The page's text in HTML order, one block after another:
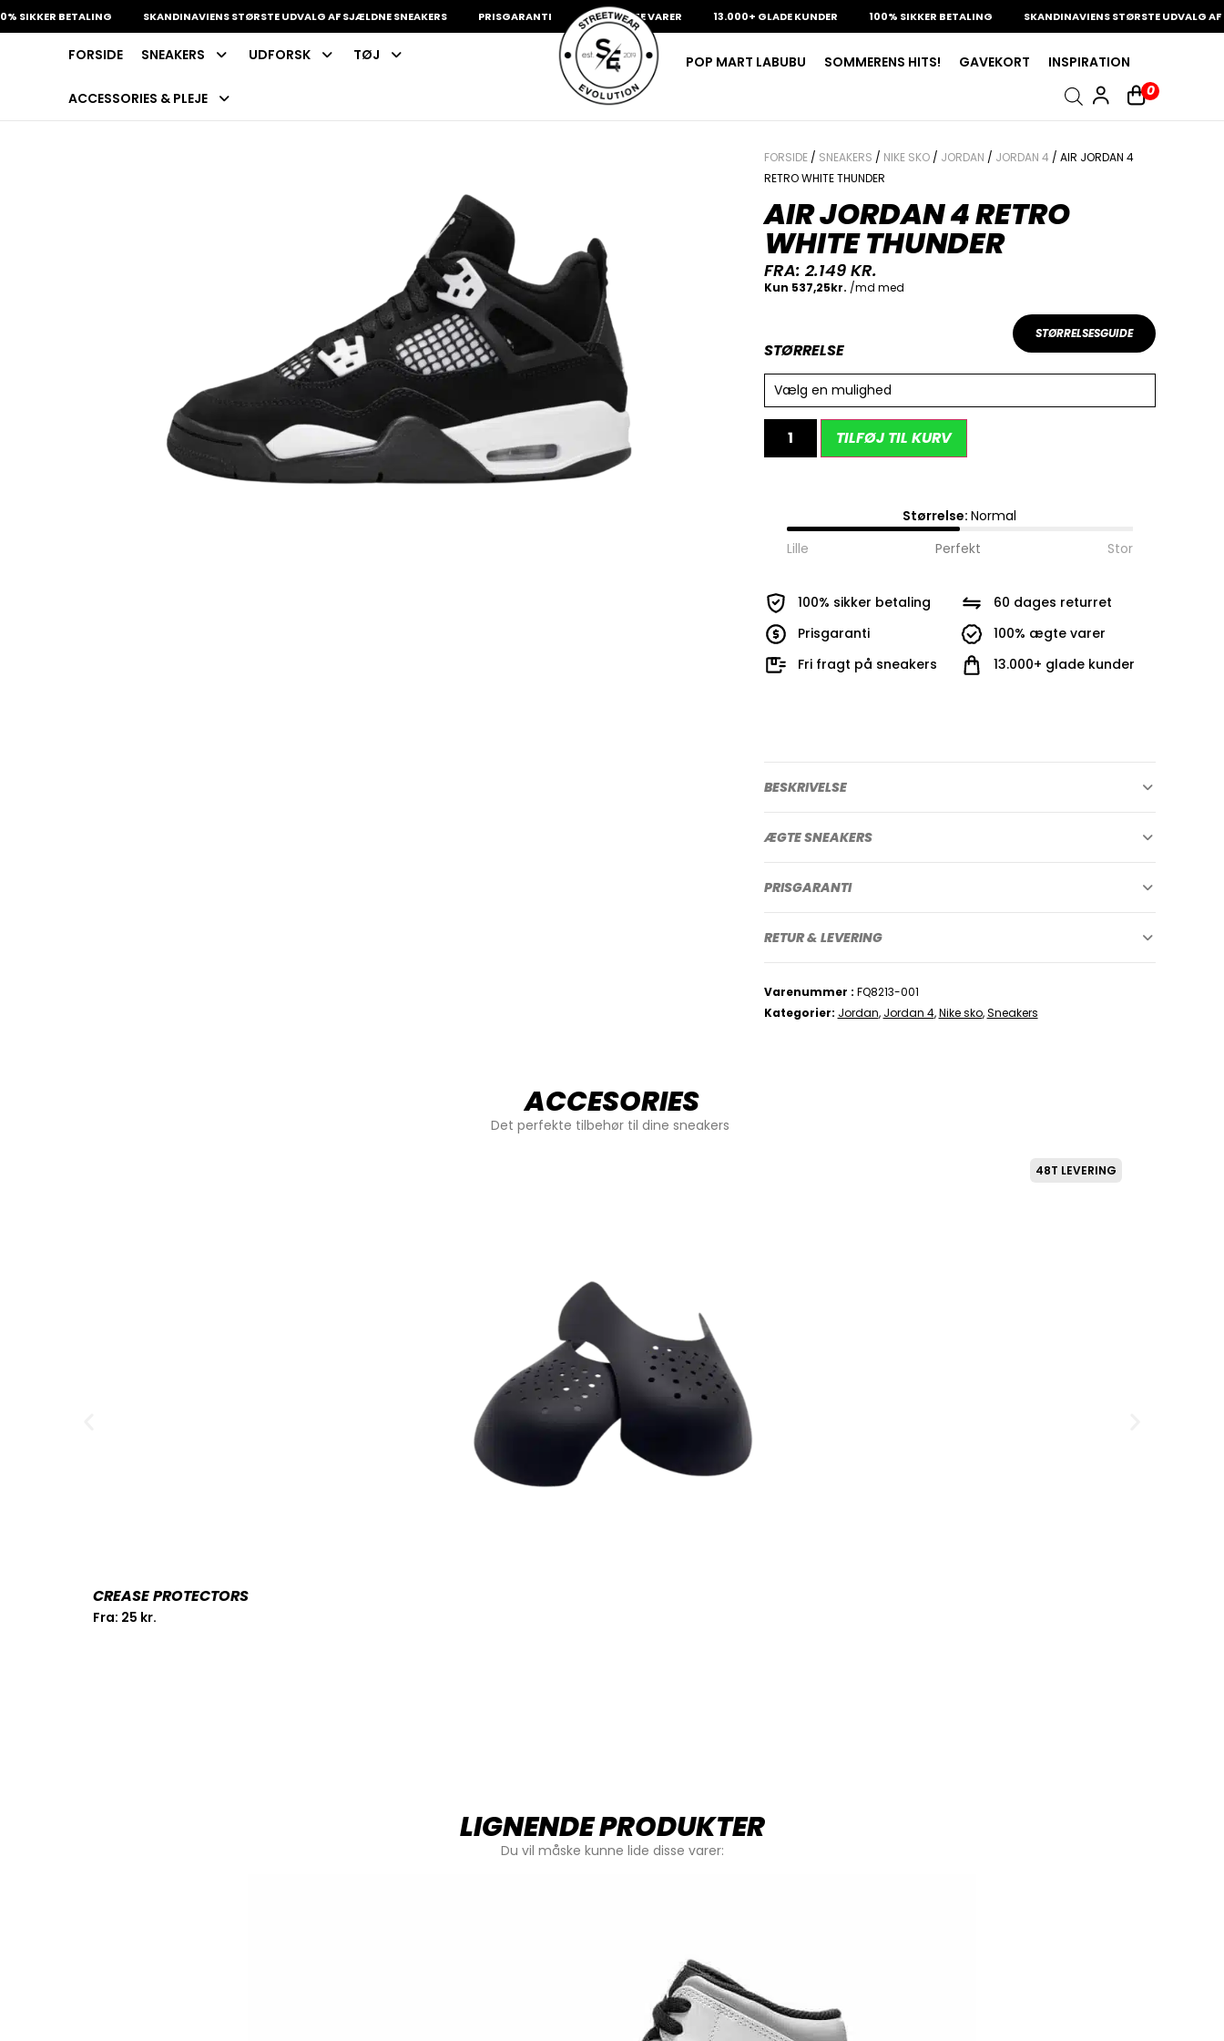
BETALING SKANDINAVIENS STØRSTE UDVALG AF SJÆLDNE SNEAKERS PRISGARANTI 100% ÆGTE VARER 13.000+ GLADE KUNDER 100% SIKKER BETALING SKANDINAVIENS STØRSTE UDVALG AF
FORSIDE SNEAKERS UDFORSK TØJ
ACCESSORIES & PLEJE
POP MART LABUBU SOMMERENS HITS! GAVEKORT
INSPIRATION
0
INDKØBSKURV
Din kurv er tom.
FORSIDE/ SNEAKERS / NIKE SKO/ JORDAN / JORDAN 4 / AIR JORDAN 4
RETRO WHITE THUNDER
AIR JORDAN 4 RETRO
WHITE THUNDER
FRA: 2.149 KR.
STØRRELSESGUIDE
STØRRELSE
Vælg en mulighed
TILFØJ TIL KURV
Størrelse:Normal
Lille
Perfekt Stor
100% sikker betaling
Prisgaranti
Fri fragt på sneakers
60 dages returret
100% ægte varer
13.000+ glade kunder
BESKRIVELSE
ÆGTE SNEAKERS
PRISGARANTI
RETUR & LEVERING
Varenummer
FQ8213-001
Kategorier Jordan, Jordan 4,Nike sko,Sneakers
ACCESORIES
Det perfekte tilbehør til dine sneakers
48T LEVERING
CREASE PROTECTORS
Fra: 25 kr.
LIGNENDE PRODUKTER
Du vil måske kunne lide disse varer: